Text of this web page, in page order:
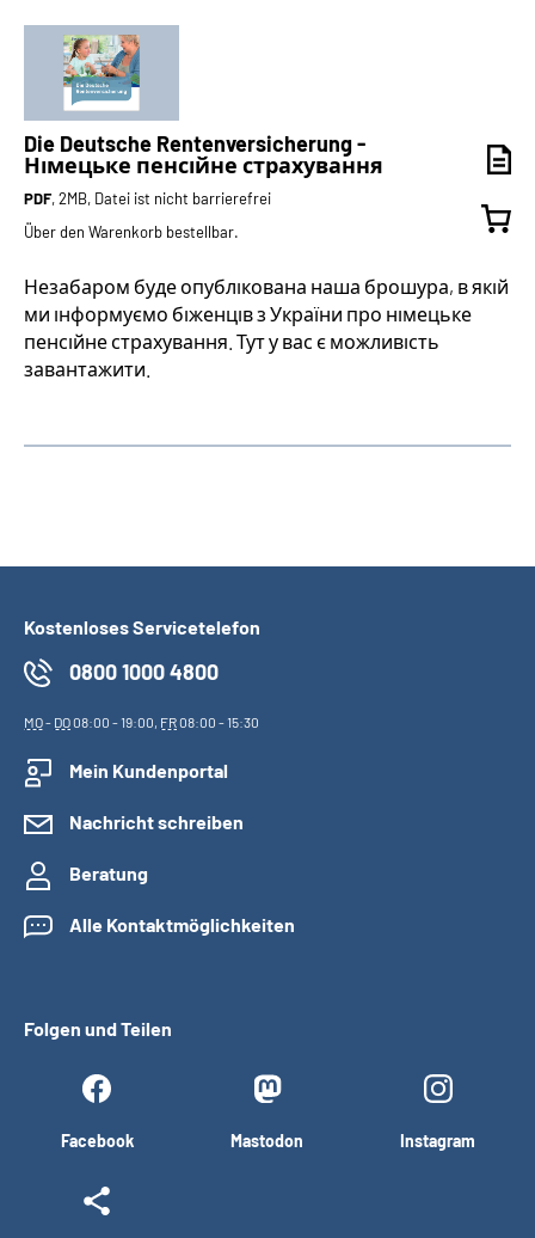
Die Deutsche Rentenversicherung -
Німецьке пенсійне страхування
PDF, 2MB, Datei ist nicht barrierefrei
Über den Warenkorb bestellbar.
Незабаром буде опублікована наша брошура, в якій
ми інформуємо біженців з України про німецьке
пенсійне страхування. Тут у вас є можливість
завантажити.
Kostenloses Servicetelefon
0800 1000 4800
MO- DO08:00 - 19:00, FR08:00 - 15:30
Mein Kundenportal
Nachricht schreiben
Beratung
Alle Kontaktmöglichkeiten
Folgen und Teilen
Facebook Mastodon Instagram